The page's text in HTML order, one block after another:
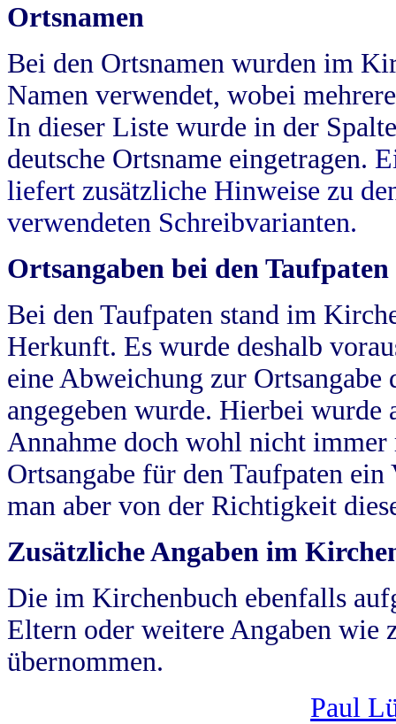
Ortsnamen
Bei den Ortsnamen wurden im
Namen verwendet, wobei
In dieser Liste wurde in der
deutsche Ortsname eingetragen.
liefert zusätzliche Hinweise zu
verwendeten Schreibvarianten.
Ortsangaben bei den Taufpaten
Bei den Taufpaten stand im
Herkunft. Es wurde deshalb
eine Abweichung zur
angegeben wurde. Hierbei wurde
Annahme doch wohl nicht
Ortsangabe für den Taufpaten
man aber von der Richtigkeit
Zusätzliche Angaben im
Die im Kirchenbuch ebenfalls
Eltern oder weitere Angaben wie
übernommen.
Paul